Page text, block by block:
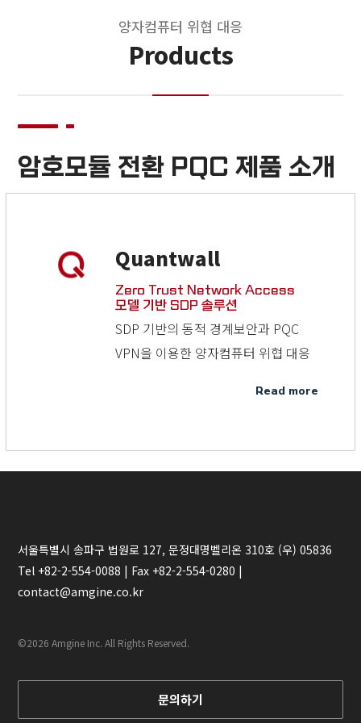
양자컴퓨터 위협 대응
Products
암호모듈 전환 PQC 제품 소개
Quantwall
Zero Trust Network Access
모델 기반 SDP 솔루션
SDP 기반의 동적 경계보안과 PQC
VPN을 이용한 양자컴퓨터 위협 대응
Read more
서울특별시 송파구 법원로 127, 문정대명벨리온 310호 (우) 05836
Tel +82-2-554-0088 | Fax +82-2-554-0280 |
contact@amgine.co.kr
©2026 Amgine Inc. All Rights Reserved.
문의하기